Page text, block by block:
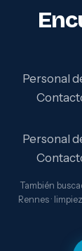
Personal
Personal
También
Rennes ·